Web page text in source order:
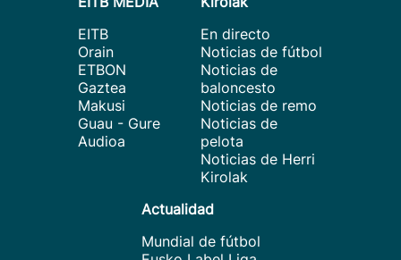
EITB
Orain
ETBON
Gaztea
Makusi
Guau - Gure
Audioa
En directo
Noticias de fútbol
Noticias de
baloncesto
Noticias de remo
Noticias de
pelota
Noticias de Herri
Kirolak
Actualidad
Mundial de fútbol